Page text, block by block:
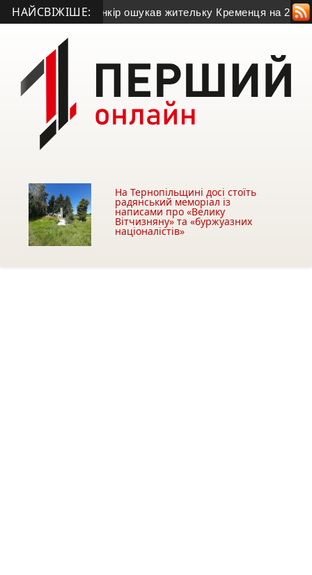
НАЙСВІЖІШЕ:
• Псевдобанкір ошукав жительку Кременця на 28 тисяч
На Тернопільщині досі стоїть
радянський меморіал із
написами про «Велику
Вітчизняну» та «буржуазних
націоналістів»